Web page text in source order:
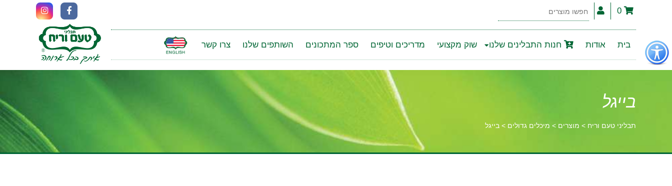
כפתור
לפתיחת
תפריט
נגישות
0 חפשו
בית אודות חנות התבלינים שלנו שוק מקצועי מדריכים וטיפים ספר המתכונים השותפים שלנו צרו קשר
בייגל
תבליני טעם וריח > מוצרים > מיכלים גדולים > בייגל